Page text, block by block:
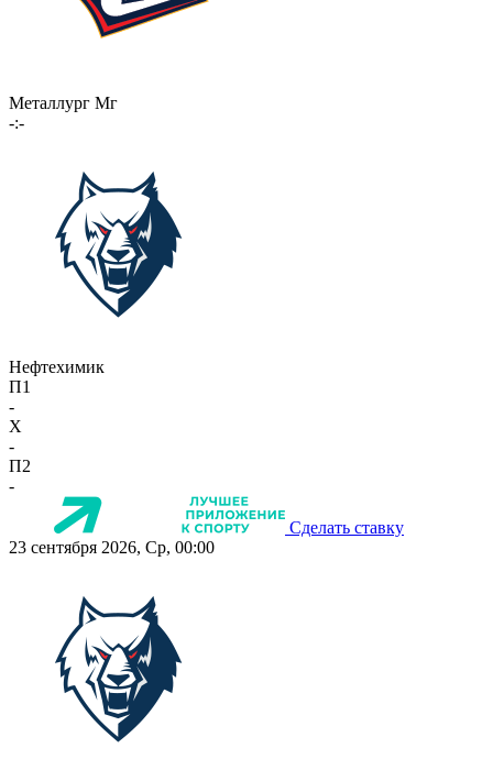
Металлург Мг
-:-
Нефтехимик
П1
-
X
-
П2
-
Сделать ставку
23 сентября 2026, Ср, 00:00